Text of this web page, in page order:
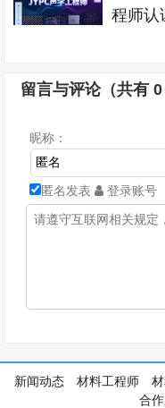
程师认
留言与评论（共有0
昵称：
匿名发表 登录账号
新闻动态 材料工程师
合